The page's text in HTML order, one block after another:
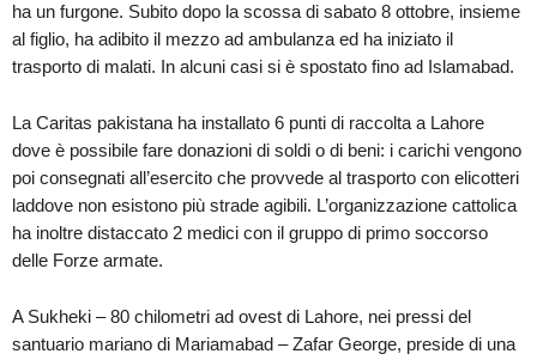
ha un furgone. Subito dopo la scossa di sabato 8 ottobre, insieme
al figlio, ha adibito il mezzo ad ambulanza ed ha iniziato il
trasporto di malati. In alcuni casi si è spostato fino ad Islamabad.
La Caritas pakistana ha installato 6 punti di raccolta a Lahore
dove è possibile fare donazioni di soldi o di beni: i carichi vengono
poi consegnati all’esercito che provvede al trasporto con elicotteri
laddove non esistono più strade agibili. L’organizzazione cattolica
ha inoltre distaccato 2 medici con il gruppo di primo soccorso
delle Forze armate.
A Sukheki – 80 chilometri ad ovest di Lahore, nei pressi del
santuario mariano di Mariamabad – Zafar George, preside di una